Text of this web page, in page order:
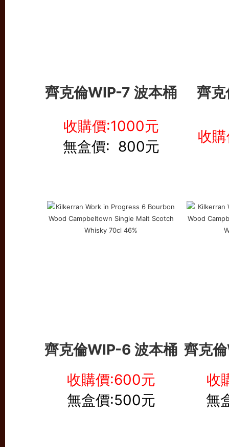
齊克倫WIP-7 波本桶
齊
收購價:1000元
無盒價: 800元
收
齊克倫WIP-6 波本桶 齊克
收購價:600元
無盒價:500元
收
無